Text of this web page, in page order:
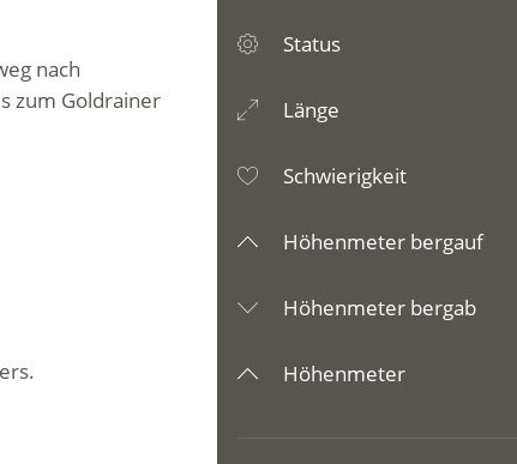
nach
zum Goldrainer
Status
Länge
Schwierigkeit
Höhenmeter bergauf
Höhenmeter bergab
Höhenmeter